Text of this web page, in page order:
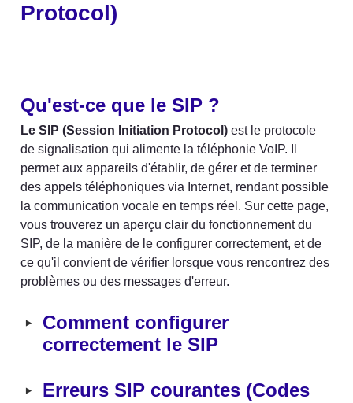
Protocol)
Qu'est-ce que le SIP ?
Le SIP (Session Initiation Protocol) est le protocole
de signalisation qui alimente la téléphonie VoIP. Il
permet aux appareils d'établir, de gérer et de terminer
des appels téléphoniques via Internet, rendant possible
la communication vocale en temps réel. Sur cette page,
vous trouverez un aperçu clair du fonctionnement du
SIP, de la manière de le configurer correctement, et de
ce qu'il convient de vérifier lorsque vous rencontrez des
problèmes ou des messages d'erreur.
‣ Comment configurer
correctement le SIP
‣ Erreurs SIP courantes (Codes